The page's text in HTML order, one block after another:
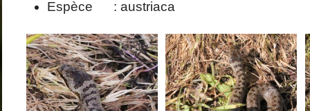
Espèce : austriaca